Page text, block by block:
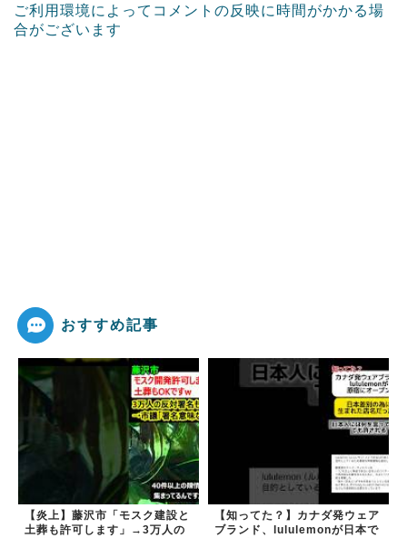
ご利用環境によってコメントの反映に時間がかかる場
合がございます
おすすめ記事
【炎上】藤沢市「モスク建設と
土葬も許可します」→3万人の
【知ってた？】カナダ発ウェア
ブランド、lululemonが日本で